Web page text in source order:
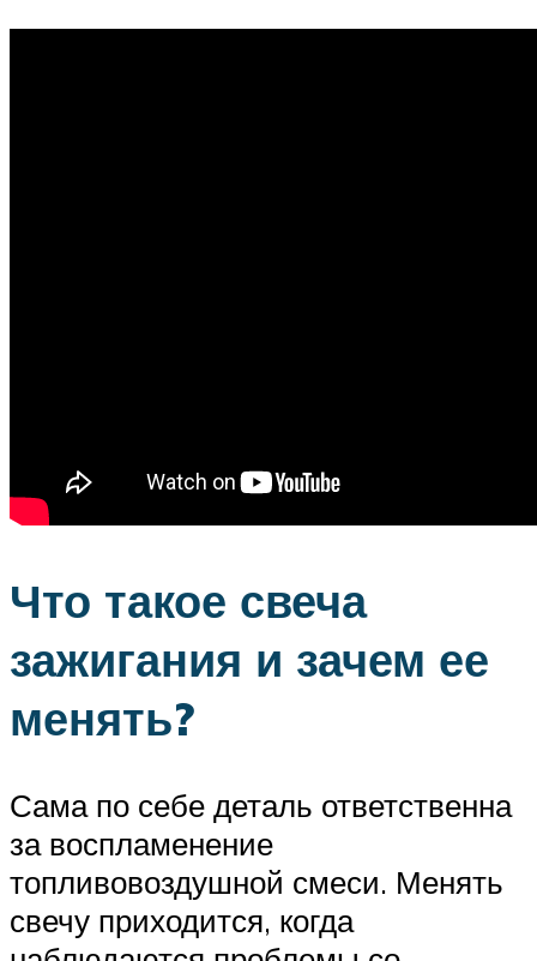
Что такое свеча
зажигания и зачем ее
менять?
Сама по себе деталь ответственна
за воспламенение
топливовоздушной смеси. Менять
свечу приходится, когда